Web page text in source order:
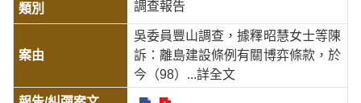
調查報告
吳委員豐山調查，據釋昭慧女士等陳
訴：離島建設條例有關博弈條款，於
今（98） ...詳全文